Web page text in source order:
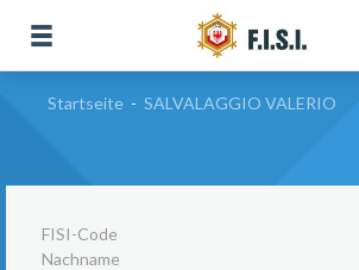
Startseite - SALVALAGGIO VALERIO
FISI-Code
Nachname